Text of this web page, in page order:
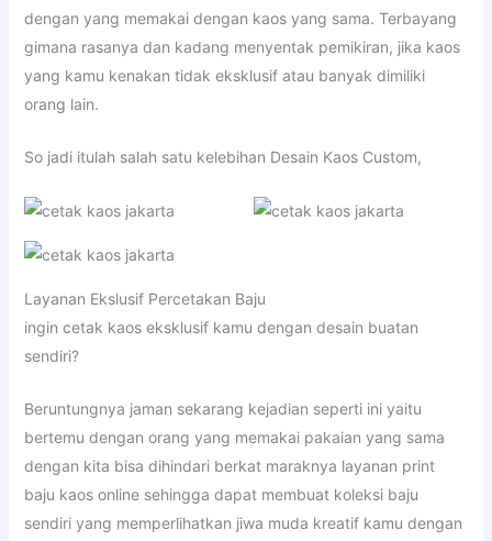
dengan yang memakai dengan kaos yang sama. Terbayang
gimana rasanya dan kadang menyentak pemikiran, jika kaos
yang kamu kenakan tidak eksklusif atau banyak dimiliki
orang lain.
So jadi itulah salah satu kelebihan Desain Kaos Custom,
Layanan Ekslusif Percetakan Baju
ingin cetak kaos eksklusif kamu dengan desain buatan
sendiri?
Beruntungnya jaman sekarang kejadian seperti ini yaitu
bertemu dengan orang yang memakai pakaian yang sama
dengan kita bisa dihindari berkat maraknya layanan print
baju kaos online sehingga dapat membuat koleksi baju
sendiri yang memperlihatkan jiwa muda kreatif kamu dengan